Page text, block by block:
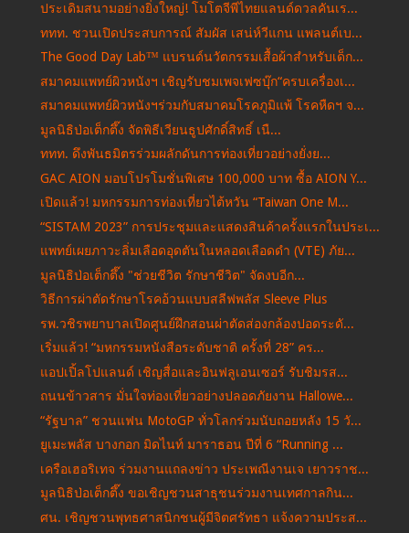
ประเดิมสนามอย่างยิ่งใหญ่! โมโตจีพีไทยแลนด์ดวลคันเร...
ททท. ชวนเปิดประสบการณ์ สัมผัส เสน่ห์วีแกน แพลนต์เบ...
The Good Day Lab™ แบรนด์นวัตกรรมเสื้อผ้าสำหรับเด็ก...
สมาคมแพทย์ผิวหนังฯ เชิญรับชมเพจเฟซบุ๊ก“ครบเครื่องเ...
สมาคมแพทย์ผิวหนังฯร่วมกับสมาคมโรคภูมิแพ้ โรคหืดฯ จ...
มูลนิธิป่อเต็กตึ๊ง จัดพิธีเวียนธูปศักดิ์สิทธิ์ เนื...
ททท. ดึงพันธมิตรร่วมผลักดันการท่องเที่ยวอย่างยั่งย...
GAC AION มอบโปรโมชั่นพิเศษ 100,000 บาท ซื้อ AION Y...
เปิดแล้ว! มหกรรมการท่องเที่ยวไต้หวัน “Taiwan One M...
“SISTAM 2023” การประชุมและแสดงสินค้าครั้งแรกในประเ...
แพทย์เผยภาวะลิ่มเลือดอุดตันในหลอดเลือดดำ (VTE) ภัย...
มูลนิธิป่อเต็กตึ๊ง "ช่วยชีวิต รักษาชีวิต" จัดงบอีก...
วิธีการผ่าตัดรักษาโรคอ้วนแบบสลีฟพลัส Sleeve Plus
รพ.วชิรพยาบาลเปิดศูนย์ฝึกสอนผ่าตัดส่องกล้องปอดระดั...
เริ่มแล้ว! “มหกรรมหนังสือระดับชาติ ครั้งที่ 28” คร...
แอปเปิ้ลโปแลนด์ เชิญสื่อและอินฟลูเอนเซอร์ รับชิมรส...
ถนนข้าวสาร มั่นใจท่องเที่ยวอย่างปลอดภัยงาน Hallowe...
“รัฐบาล” ชวนแฟน MotoGP ทั่วโลกร่วมนับถอยหลัง 15 วั...
ยูเมะพลัส บางกอก มิดไนท์ มาราธอน ปีที่ 6 “Running ...
เครือเฮอริเทจ ร่วมงานแถลงข่าว ประเพณีงานเจ เยาวราช...
มูลนิธิป่อเต็กตึ๊ง ขอเชิญชวนสาธุชนร่วมงานเทศกาลกิน...
ศน. เชิญชวนพุทธศาสนิกชนผู้มีจิตศรัทธา แจ้งความประส...